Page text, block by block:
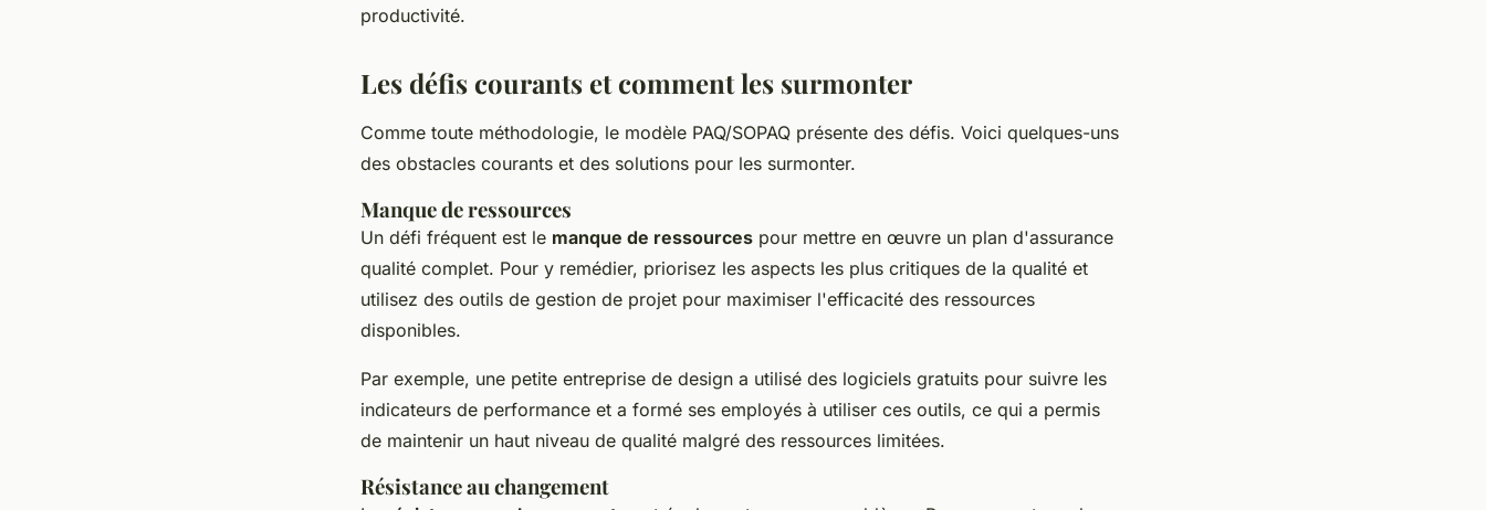
productivité.
Les défis courants et comment les surmonter
Comme toute méthodologie, le modèle PAQ/SOPAQ présente des défis. Voici quelques-uns
des obstacles courants et des solutions pour les surmonter.
Manque de ressources
Un défi fréquent est le manque de ressources pour mettre en œuvre un plan d'assurance
qualité complet. Pour y remédier, priorisez les aspects les plus critiques de la qualité et
utilisez des outils de gestion de projet pour maximiser l'efficacité des ressources
disponibles.
Par exemple, une petite entreprise de design a utilisé des logiciels gratuits pour suivre les
indicateurs de performance et a formé ses employés à utiliser ces outils, ce qui a permis
de maintenir un haut niveau de qualité malgré des ressources limitées.
Résistance au changement